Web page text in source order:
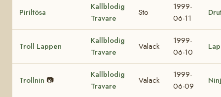
Piriltösa
Kallblodig
Travare
Sto
1999-
06-11
Troll Lappen
Kallblodig
Travare
Valack
1999-
06-10
Trollnin 📷
Kallblodig
Travare
Valack
1999-
06-09